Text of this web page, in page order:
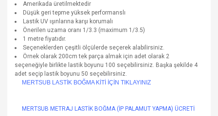
Amerikada üretilmektedir
Düşük geri tepme yüksek performanslı
Lastik UV ışınlarına karşı korumalı
Önerilen uzama oranı 1/3.3 (maximum 1/3.5)
1 metre fiyatıdır.
Seçeneklerden çeşitli ölçülerde seçerek alabilirsiniz.
Örnek olarak 200cm tek parça almak için adet olarak 2
seçeneğiyle birlikte lastik boyunu 100 seçebilirsiniz. Başka şekilde 4
adet seçip lastik boyunu 50 seçebilirsiniz.
MERTSUB LASTİK BOĞMA KİTİ İÇİN TIKLAYINIZ
MERTSUB METRAJ LASTİK BOĞMA (İP PALAMUT YAPMA) ÜCRETİ